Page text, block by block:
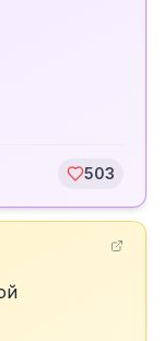
503